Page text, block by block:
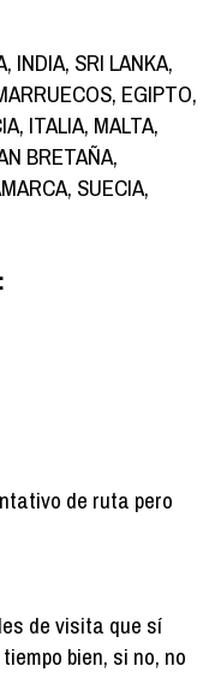
INDIA, SRI LANKA,
EGIPTO,
ITALIA, MALTA,
BRETAÑA,
SUECIA,
de ruta pero
de visita que sí
bien, si no, no